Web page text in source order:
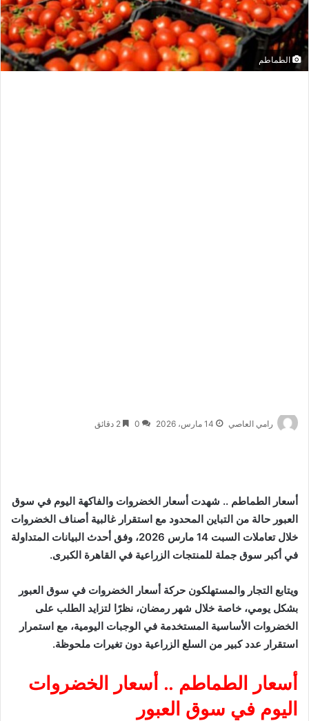
الطماطم
رامي العاصي 14 مارس، 2026 0
أسعار الطماطم .. شهدت أسعار الخضروات والفاكهة اليوم في سوق
العبور حالة من التباين المحدود مع استقرار غالبية أصناف الخضروات
خلال تعاملات السبت 14 مارس 2026، وفق أحدث البيانات المتداولة
في أكبر سوق جملة للمنتجات الزراعية في القاهرة الكبرى.
ويتابع التجار والمستهلكون حركة أسعار الخضروات في سوق العبور
بشكل يومي، خاصة خلال شهر رمضان، نظرًا لتزايد الطلب على
الخضروات الأساسية المستخدمة في الوجبات اليومية، مع استمرار
استقرار عدد كبير من السلع الزراعية دون تغيرات ملحوظة.
أسعار الطماطم .. أسعار الخضروات
اليوم في سوق العبور